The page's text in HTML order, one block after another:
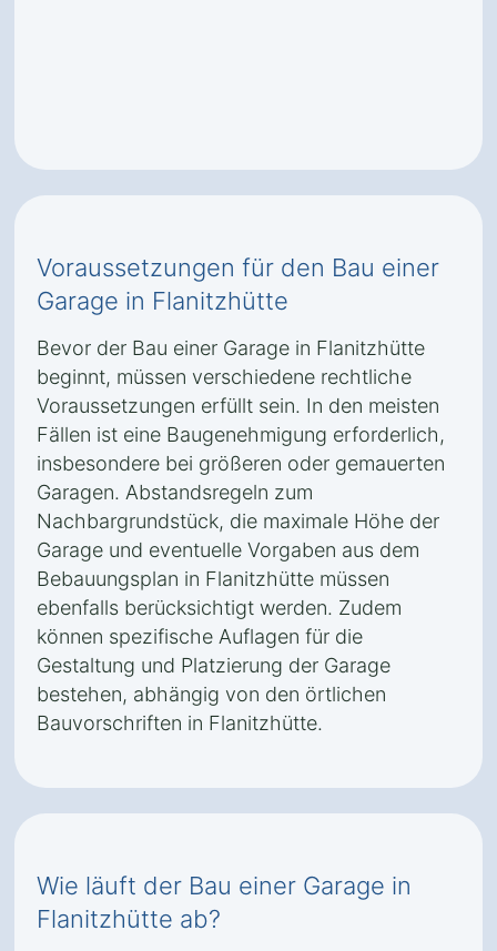
Voraussetzungen für den Bau einer
Garage in Flanitzhütte
Bevor der Bau einer Garage in Flanitzhütte
beginnt, müssen verschiedene rechtliche
Voraussetzungen erfüllt sein. In den meisten
Fällen ist eine Baugenehmigung erforderlich,
insbesondere bei größeren oder gemauerten
Garagen. Abstandsregeln zum
Nachbargrundstück, die maximale Höhe der
Garage und eventuelle Vorgaben aus dem
Bebauungsplan in Flanitzhütte müssen
ebenfalls berücksichtigt werden. Zudem
können spezifische Auflagen für die
Gestaltung und Platzierung der Garage
bestehen, abhängig von den örtlichen
Bauvorschriften in Flanitzhütte.
Wie läuft der Bau einer Garage in
Flanitzhütte ab?